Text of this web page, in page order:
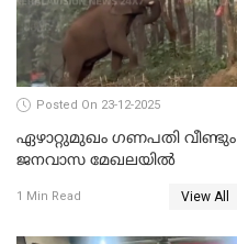
Posted On 23-12-2025
ഏഴാറ്റുമുഖം ഗണപതി വീണ്ടും
ജനവാസ മേഖലയിൽ
1 Min Read View All